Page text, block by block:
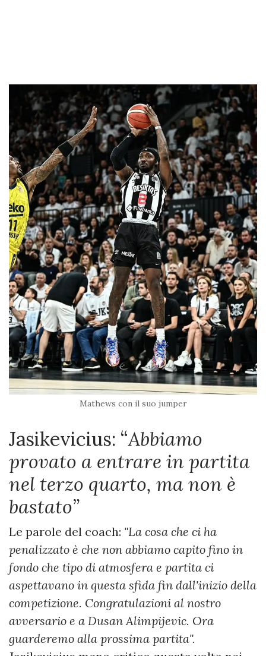
Mathews con il suo jumper
Jasikevicius: “Abbiamo
provato a entrare in partita
nel terzo quarto, ma non è
bastato”
Le parole del coach: "La cosa che ci ha
penalizzato è che non abbiamo capito fino in
fondo che tipo di atmosfera e partita ci
aspettavano in questa sfida fin dall'inizio della
competizione. Congratulazioni al nostro
avversario e a Dusan Alimpijevic. Ora
guarderemo alla prossima partita".